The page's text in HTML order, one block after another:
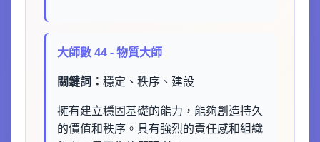
大師數 44 - 物質大師
關鍵詞： 穩定、秩序、建設
擁有建立穩固基礎的能力，能夠創造持久
的價值和秩序。具有強烈的責任感和組織